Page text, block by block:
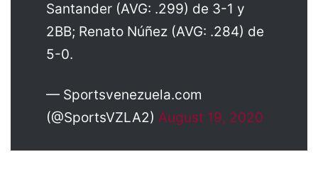
Santander (AVG: .299) de 3-1 y
2BB; Renato Núñez (AVG: .284) de
5-0.
— Sportsvenezuela.com
(@SportsVZLA2) August 19, 2020